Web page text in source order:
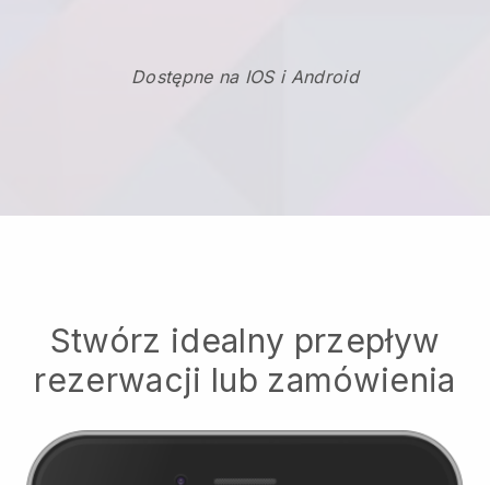
Dostępne na IOS i Android
Stwórz idealny przepływ
rezerwacji lub zamówienia